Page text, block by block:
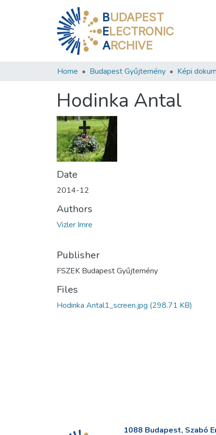
BUDAPEST
ELECTRONIC
ARCHIVE
Home Budapest Gyűjtemény Képi
Hodinka Antal
Date
2014-12
Authors
Vizler Imre
Publisher
FSZEK Budapest Gyűjtemény
Files
Hodinka Antal1_screen.jpg (298.71 KB)
1088 Budapest, Szabó